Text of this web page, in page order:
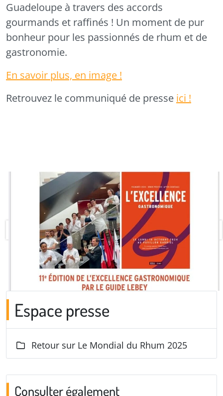
Guadeloupe à travers des accords
gourmands et raffinés ! Un moment de pur
bonheur pour les passionnés de rhum et de
gastronomie.
En savoir plus, en image !
Retrouvez le communiqué de presse ici !
Espace presse
Retour sur Le Mondial du Rhum 2025
Consulter également